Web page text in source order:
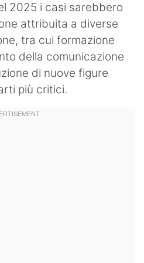
2025 i casi sarebbero
attribuita a diverse
tra cui formazione
della comunicazione
di nuove figure
più critici.